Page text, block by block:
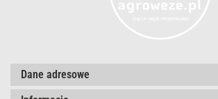
Dane adresowe